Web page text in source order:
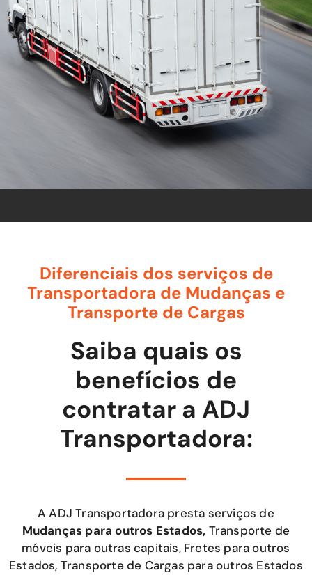
serviço para a região que você deseja
mudar de endereço, deixe tudo conosco e
conte com uma empresa de tradição no
mercado de transporte de móveis.
ORÇAMENTO
Diferenciais dos serviços de
Transportadora de Mudanças e
Transporte de Cargas
Saiba quais os
benefícios de
contratar a ADJ
Transportadora:
A ADJ Transportadora presta serviços de
Mudanças para outros Estados, Transporte de
móveis para outras capitais, Fretes para outros
Estados, Transporte de Cargas para outros Estados